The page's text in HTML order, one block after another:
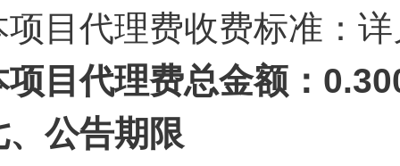
项目代理费收费标准：
项目代理费总金额：
、公告期限